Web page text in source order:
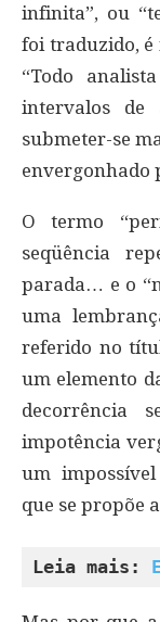
infinita”, ou
foi traduzido, é
“Todo
intervalos de
submeter-se
envergonhado
O termo
seqüência
parada… e o
uma
referido no
um elemento
decorrência
impotência
um
que se propõe
Leia mais: